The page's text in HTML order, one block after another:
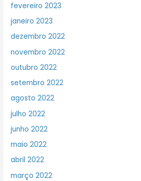
fevereiro 2023
janeiro 2023
dezembro 2022
novembro 2022
outubro 2022
setembro 2022
agosto 2022
julho 2022
junho 2022
maio 2022
abril 2022
março 2022